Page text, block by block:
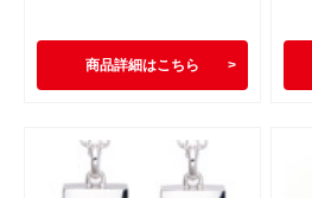
商品詳細はこちら